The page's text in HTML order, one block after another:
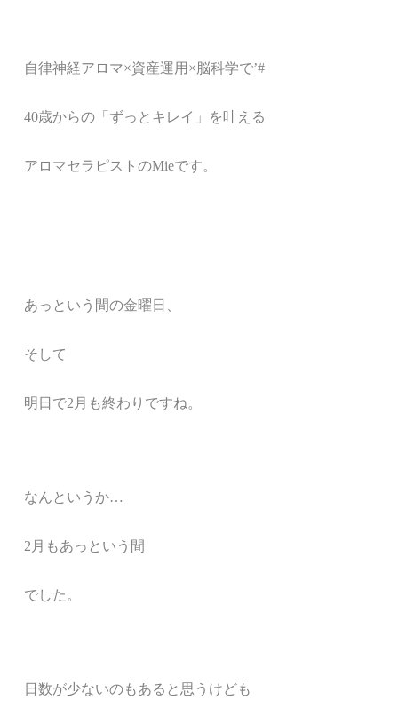
自律神経アロマ×資産運用×脳科学で’#
40歳からの「ずっとキレイ」を叶える
アロマセラピストのMieです。
あっという間の金曜日、
そして
明日で2月も終わりですね。
なんというか…
2月もあっという間
でした。
日数が少ないのもあると思うけども